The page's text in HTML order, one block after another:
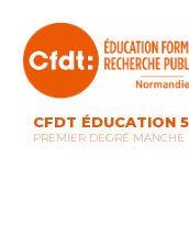
content
CFDT ÉDUCATION
PREMIER DEGRÉ MANCHE